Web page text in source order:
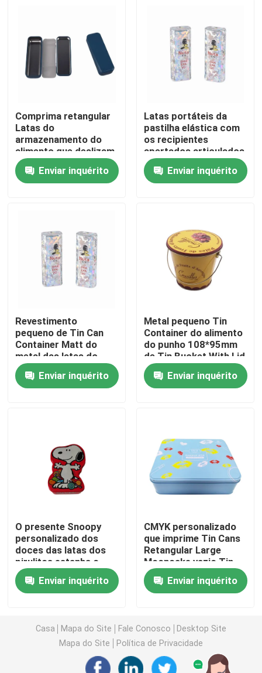
Para casa
Vídeos
Sobre nós
Controle de qualidade
Solicite um orçamento
Biscoito Tin Can
Vela Tin Can
Chocolate Tin Box
Transportador de chá Tin
Lata do café do metal
Latas vazias da cookie
Latas para armazenamento de alimentos
Comprima retangular
Latas do
armazenamento do
alimento que deslizam
doces superiores Tin
Box Enviar inquérito
Latas portáteis da
pastilha elástica com
os recipientes
apertados articulados
da lata do alimento do
ar da tampaEnviar inquérito
Revestimento
pequeno de Tin Can
Container Matt do
metal das latas do
armazenamento do
alimento da pastilha
elástica
Enviar inquérito
Metal pequeno Tin
Container do alimento
do punho 108*95mm
de Tin Bucket With Lid
And dos doces
Enviar inquérito
O presente Snoopy
personalizado dos
doces das latas dos
pirulitos estanha o
ODM do OEM
Enviar inquérito
CMYK personalizado
que imprime Tin Cans
Retangular Large
Mooncake vazio Tin
Box
Enviar inquérito
Casa Mapa do Site Fale Conosco
Desktop Site
Mapa do Site
Política de Privacidade